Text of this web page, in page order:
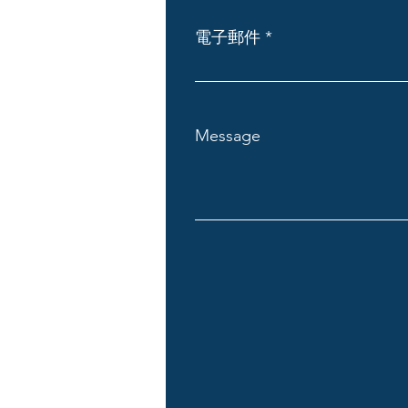
電子郵件
Message